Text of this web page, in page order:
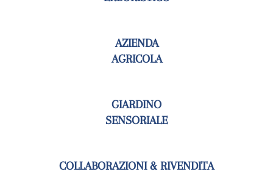
AZIENDA
AGRICOLA
GIARDINO
SENSORIALE
COLLABORAZIONI & RIVENDITA